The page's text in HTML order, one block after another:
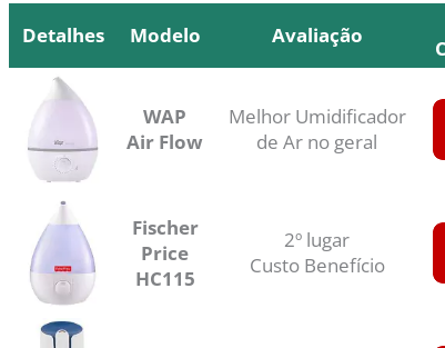
Detalhes Modelo Avaliação
Detalhes
WAP
Air Flow
Melhor Umidificador
de Ar no geral
Fischer
Price
HC115
2º lugar
Custo Benefício